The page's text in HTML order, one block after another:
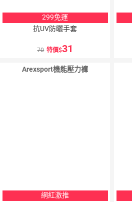
299免運
抗UV防曬手套
70 特價 31
Arexsport機能壓力褲
網紅激推